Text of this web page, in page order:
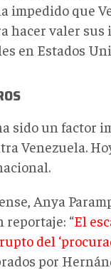
impedido que
hacer valer
en Estados
sido un factor
Venezuela.
Anya
“El
del
por